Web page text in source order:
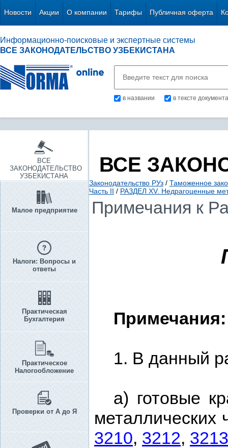
Новости Акции О компании Тарифы Публичная оферта
Информационно-поисковые и экспертные системы
ВСЕ ЗАКОНОДАТЕЛЬСТВО УЗБЕКИСТАНА
в названии в тексте документа
ВСЕ
ЗАКОНОДАТЕЛЬСТВО
УЗБЕКИСТАНА
Малое предприятие
Налоги: Вопросы и
ответы
Практическая
Бухгалтерия
Практическое
Налогообложение
Проверки от А до Я
ВСЕ
Законодательство РУз / Таможенное
Часть II / РАЗДЕЛ XV. Недрагоценные
Примечания к
Примечания:
1. В данный
а) готовые
3210, 3212, 3213